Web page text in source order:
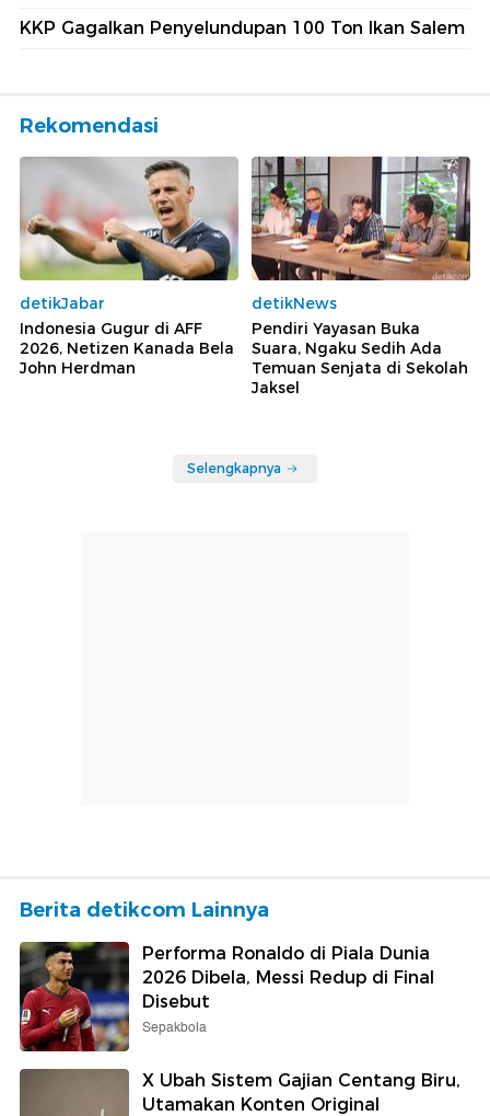
KKP Gagalkan Penyelundupan 100 Ton Ikan Salem
Rekomendasi
detikJabar
Indonesia Gugur di AFF
2026, Netizen Kanada Bela
John Herdman
detikNews
Pendiri Yayasan Buka
Suara, Ngaku Sedih Ada
Temuan Senjata di Sekolah
Jaksel
Selengkapnya
Berita detikcom Lainnya
Performa Ronaldo di Piala Dunia
2026 Dibela, Messi Redup di Final
Disebut
Sepakbola
X Ubah Sistem Gajian Centang Biru,
Utamakan Konten Original